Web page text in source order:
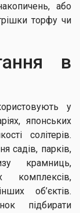
або
торфу чи
в
у
японських
солітерів.
садів, парків,
крамниць,
комплексів,
об’єктів.
підбирати